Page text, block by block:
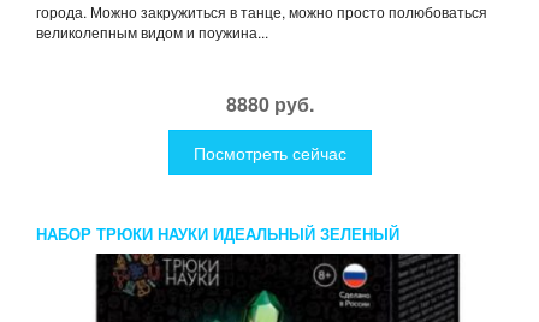
города. Можно закружиться в танце, можно просто полюбоваться
великолепным видом и поужина...
8880 руб.
Посмотреть сейчас
НАБОР ТРЮКИ НАУКИ ИДЕАЛЬНЫЙ ЗЕЛЕНЫЙ
ПОЛИКРИСТАЛЛ